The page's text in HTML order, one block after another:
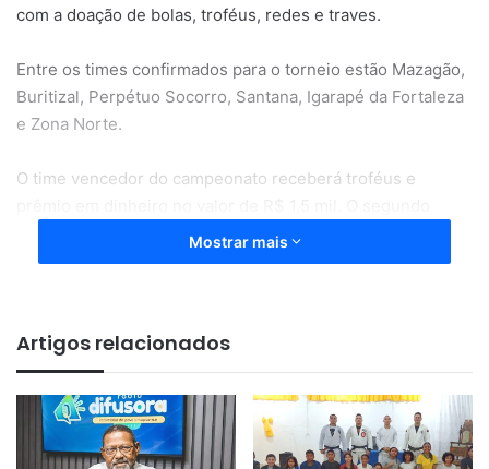
com a doação de bolas, troféus, redes e traves.
Entre os times confirmados para o torneio estão Mazagão,
Buritizal, Perpétuo Socorro, Santana, Igarapé da Fortaleza
e Zona Norte.
O time vencedor do campeonato receberá troféus e
colocado também receberá prêmio em dinheiro no valor
de R$ 1 mil. A expectativa é de uma competição acirrada e
“É um desafio crucial que
Mostrar mais
Artigos relacionados